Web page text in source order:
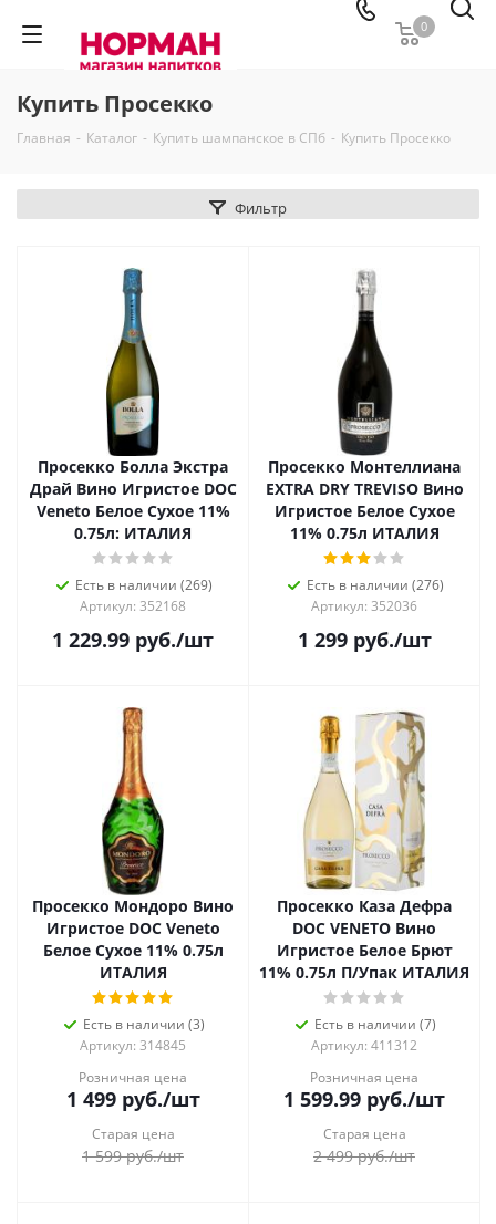
0
Купить Просекко
Главная - Каталог - Купить шампанское в СПб - Купить Просекко
Фильтр
Просекко Болла Экстра
Драй Вино Игристое DOC
Veneto Белое Сухое 11%
0.75л: ИТАЛИЯ
Есть в наличии (269)
Артикул: 352168
1 229.99 руб./шт
Просекко Монтеллиана
EXTRA DRY TREVISO Вино
Игристое Белое Сухое
11% 0.75л ИТАЛИЯ
Есть в наличии (276)
Артикул: 352036
1 299руб./шт
Просекко Мондоро Вино
Игристое DOC Veneto
Белое Сухое 11% 0.75л
ИТАЛИЯ
Есть в наличии (3)
Артикул: 314845
Розничная цена
1 499руб./шт
Старая цена
1 599руб./шт
Просекко Каза Дефра
DOC VENETO Вино
Игристое Белое Брют
11% 0.75л П/Упак ИТАЛИЯ
Есть в наличии (7)
Артикул: 411312
Розничная цена
1 599.99 руб./шт
Старая цена
2 499руб./шт